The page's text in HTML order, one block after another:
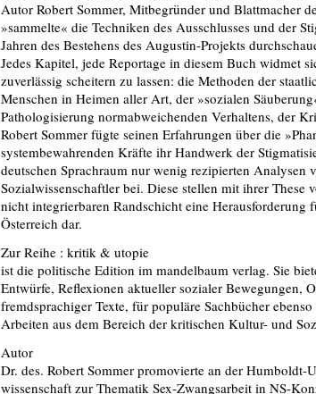
Autor Robert Sommer, Mitbegründer und Blattmacher
»sammelte« die Techniken des Ausschlusses und der
Jahren des Bestehens des Augustin-Projekts
Jedes Kapitel, jede Reportage in diesem Buch widmet
zuverlässig scheitern zu lassen: die Methoden der
Menschen in Heimen aller Art, der »sozialen
Pathologisierung normabweichenden Verhaltens, der
Robert Sommer fügte seinen Erfahrungen über die
systembewahrenden Kräfte ihr Handwerk der
deutschen Sprachraum nur wenig rezipierten Analysen
Sozialwissenschaftler bei. Diese stellen mit ihrer These
nicht integrierbaren Randschicht eine
Österreich dar.
Zur Reihe : kritik & utopie
ist die politische Edition im mandelbaum verlag. Sie
Entwürfe, Reflexionen aktueller sozialer Bewegungen,
fremdsprachiger Texte, für populäre Sachbücher
Arbeiten aus dem Bereich der kritischen Kultur- und
Autor
Dr. des. Robert Sommer promovierte an der
wissenschaft zur Thematik Sex-Zwangsarbeit in NS-